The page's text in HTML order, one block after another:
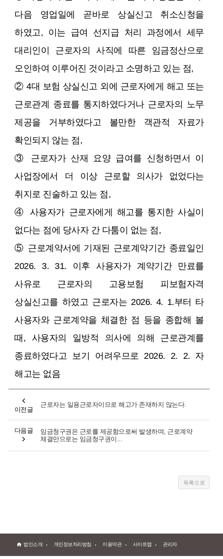
다음 영업일에 곧바로 상실신고 취소신청을
하였고, 이는 급여 선지급 처리 과정에서 세무
대리인이 근로자의 사직에 따른 임금정산으로
오인하여 이루어진 것이라고 소명하고 있는 점,
② 4대 보험 상실신고 외에 근로자에게 해고 또는
근로관계 종료를 통지하였다거나 근로자의 노무
제공을 거부하였다고 볼만한 객관적 자료가
확인되지 않는 점,
③ 근로자가 산재 요양 급여를 신청하면서 이
사업장에서 더 이상 근로할 의사가 없었다는
취지로 진술하고 있는 점,
④ 사용자가 근로자에게 해고를 통지한 사실이
없다는 점에 당사자 간 다툼이 없는 점,
⑤ 근로계약서에 기재된 근로계약기간 종료일인
2026. 3. 31. 이후 사용자가 계약기간 만료를
사유로 근로자의 고용보험 피보험자격
상실신고를 하였고 근로자는 2026. 4. 1.부터 타
사용자와 근로계약을 체결한 점 등을 종합해 볼
때, 사용자의 일방적 의사에 의해 근로관계를
종료하였다고 보기 어려우므로 2026. 2. 2. 자
해고는 없음
이전글
근로자는 일용근로자이므로 해고가 존재하지 않는다.
다음글
임금청구권은 근로를 제공함으로써 발생하며, 근로계약
체결만으로는 임금청구권이...
법인소개 개인정보처리방침 이용약관 사이트맵 관리자